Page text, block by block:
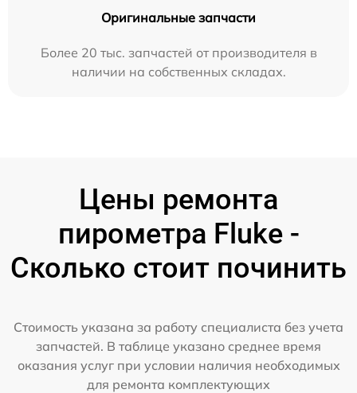
Оригинальные запчасти
Более 20 тыс. запчастей от производителя в
наличии на собственных складах.
Цены ремонта
пирометра Fluke -
Сколько стоит починить
Стоимость указана за работу специалиста без учета
запчастей. В таблице указано среднее время
оказания услуг при условии наличия необходимых
для ремонта комплектующих